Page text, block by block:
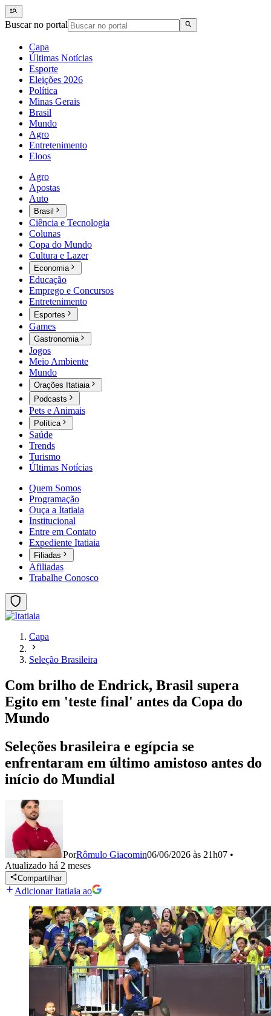
Buscar no portal
Capa
Últimas Notícias
Esporte
Eleições 2026
Política
Minas Gerais
Brasil
Mundo
Agro
Entretenimento
Eloos
Agro
Apostas
Auto
Brasil
Ciência e Tecnologia
Colunas
Copa do Mundo
Cultura e Lazer
Economia
Educação
Emprego e Concursos
Entretenimento
Esportes
Games
Gastronomia
Jogos
Meio Ambiente
Mundo
Orações Itatiaia
Podcasts
Pets e Animais
Política
Saúde
Trends
Turismo
Últimas Notícias
Quem Somos
Programação
Ouça a Itatiaia
Institucional
Entre em Contato
Expediente Itatiaia
Filiadas
Afiliadas
Trabalhe Conosco
Capa
Seleção Brasileira
Com brilho de Endrick, Brasil supera
Egito em 'teste final' antes da Copa do
Mundo
Seleções brasileira e egípcia se
enfrentaram em último amistoso antes do
início do Mundial
PorRômulo Giacomin06/06/2026 às 21h07 •
Atualizado há 2 meses
Compartilhar
Adicionar Itatiaia ao